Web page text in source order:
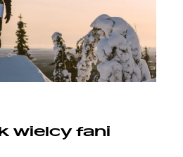
wielcy fani